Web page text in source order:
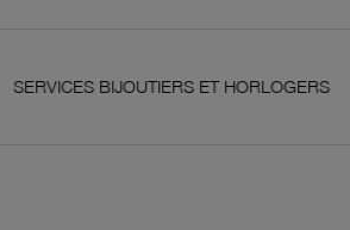
BIJOUTIERS ET HORLOGERS